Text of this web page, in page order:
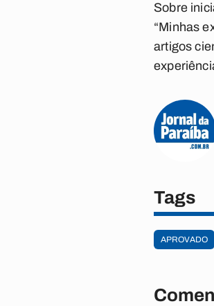
Sobre
“Minhas
artigos
Tags
APROVADO